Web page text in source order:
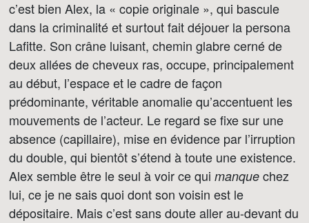
c’est bien Alex, la « copie originale », qui bascule
dans la criminalité et surtout fait déjouer la persona
Lafitte. Son crâne luisant, chemin glabre cerné de
deux allées de cheveux ras, occupe, principalement
au début, l’espace et le cadre de façon
prédominante, véritable anomalie qu’accentuent les
mouvements de l’acteur. Le regard se fixe sur une
absence (capillaire), mise en évidence par l’irruption
du double, qui bientôt s’étend à toute une existence.
Alex semble être le seul à voir ce qui manque chez
lui, ce je ne sais quoi dont son voisin est le
dépositaire. Mais c’est sans doute aller au-devant du